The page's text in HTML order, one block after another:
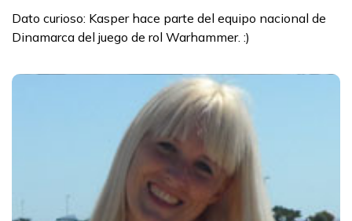
Dato curioso: Kasper hace parte del equipo nacional de
Dinamarca del juego de rol Warhammer. :)